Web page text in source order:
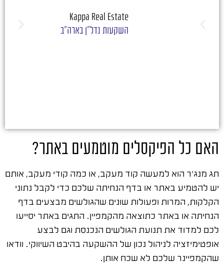
Kappa Real Estate
השקעות נדל"ן בארה"ב
האם כל הפיקסלים מוטמעים באתר?
תג מנג'ר הוא למעשה קוד מעקב, או כמה קודי מעקב, אותם
יש להטמיע באתר או בדף הנחיתה שלכם כדי לקבל נתוני
הקלקות, המרות ופעולות שונים שהגולשים מבצעים בדף
הנחיתה או באתר כתוצאה מהקמפיין. התגים באתר יסייעו
לכם למדוד את תנועת הגולשים הנכנסת וגם לבצע
אופטימיזציה לניהול נכון של ההשקעה בהיבט השיווקי. וודאו
שהקמפיינר שלכם לא שכח אותן.